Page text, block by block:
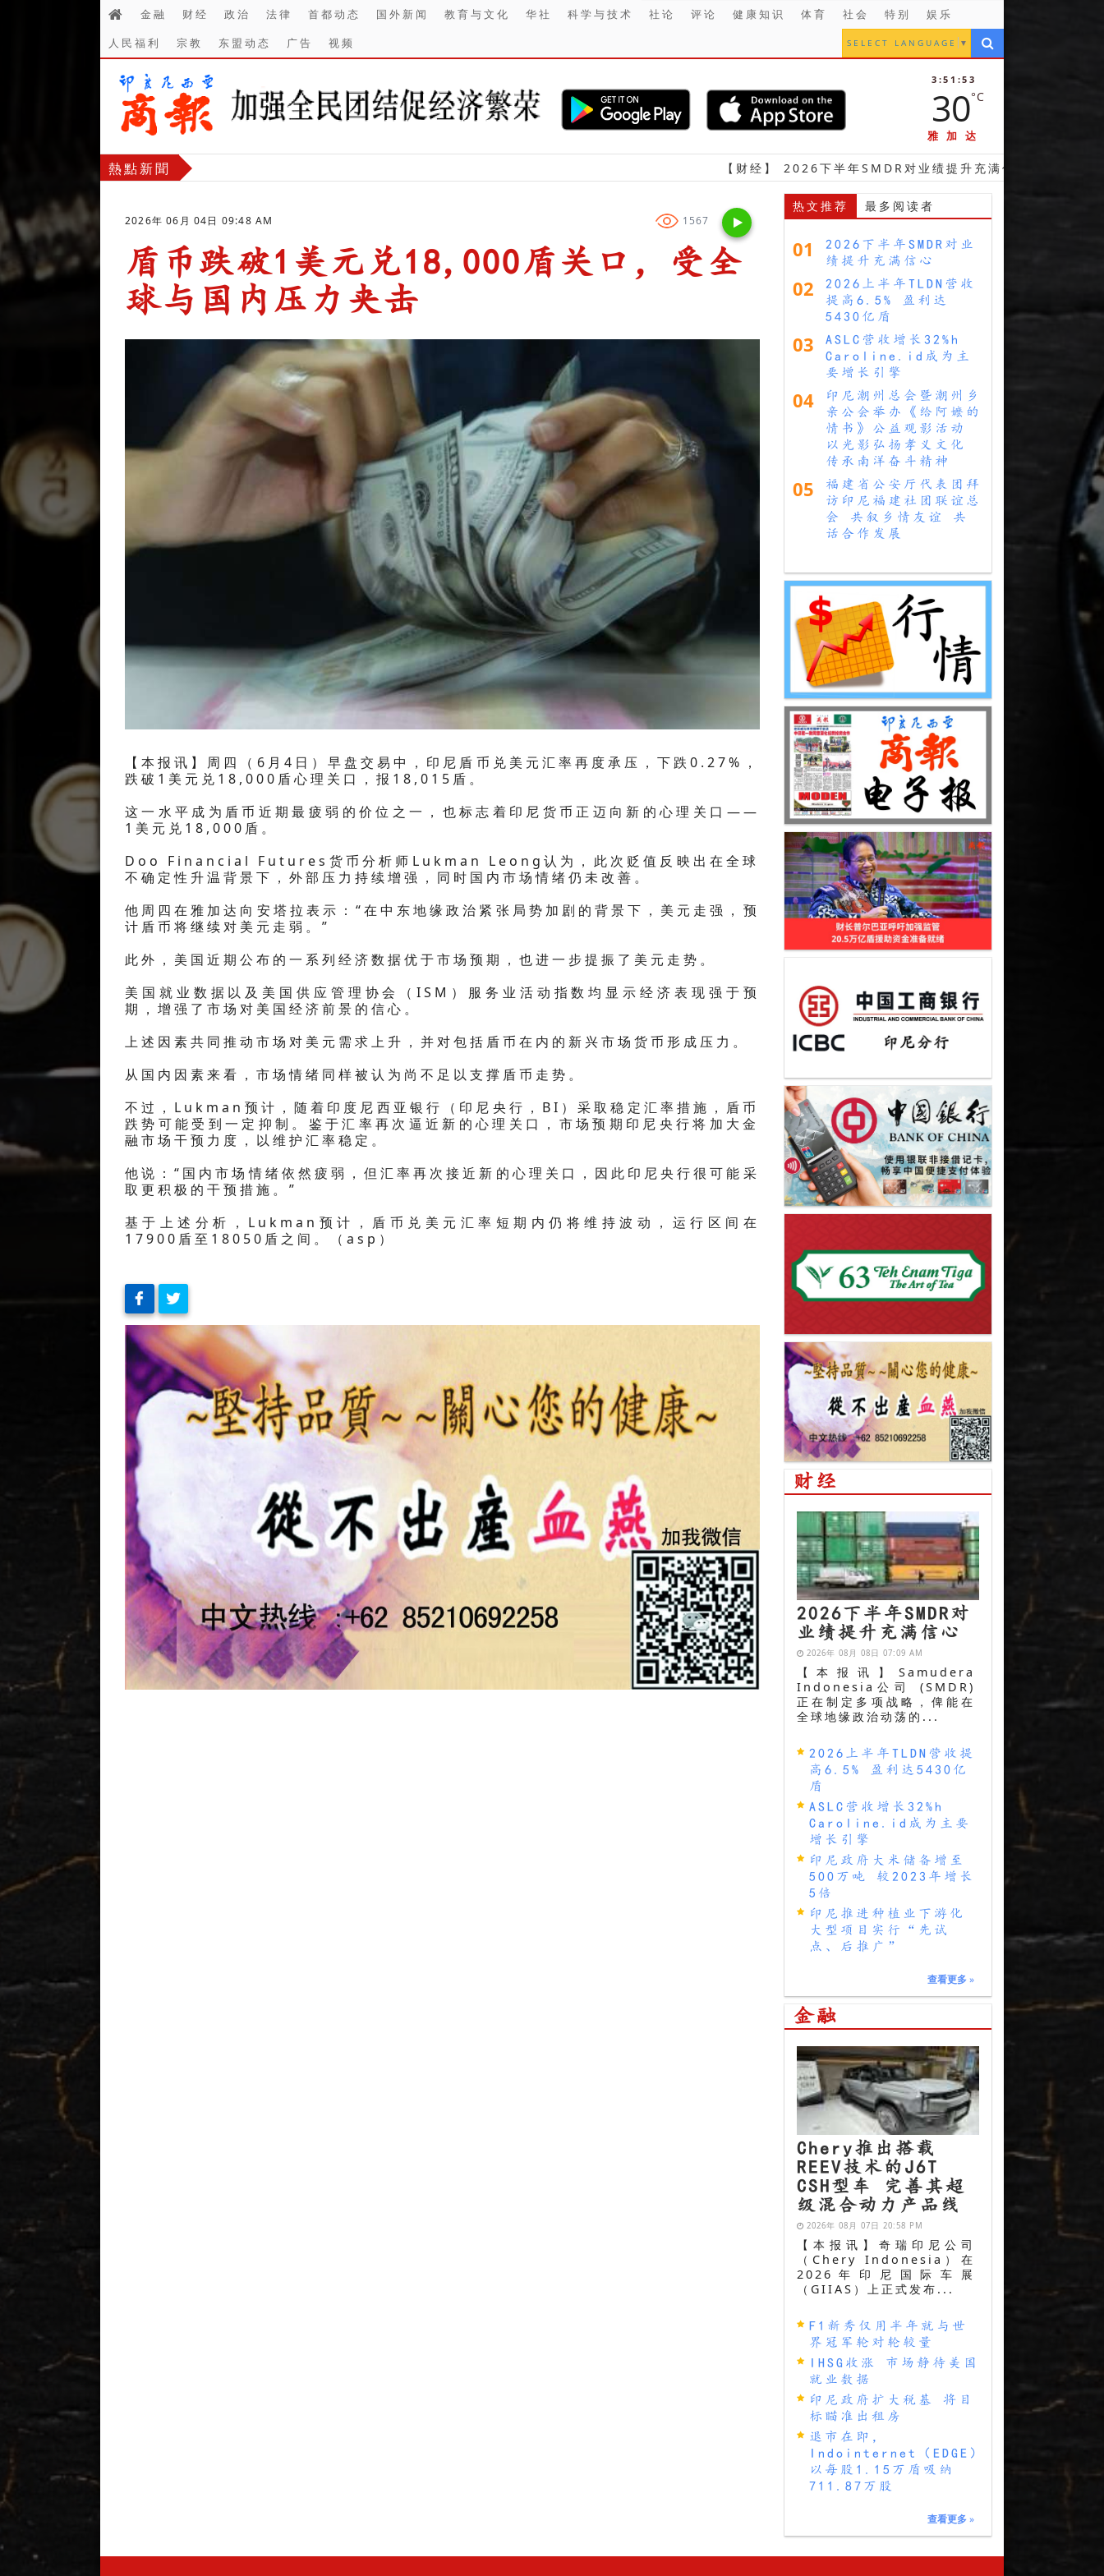
金融 财经 政治 法律 首都动态 国外新闻 教育与文化 华社 科学与技术 社论 评论 健康知识 体育 社会 特别
娱乐
人民福利
宗教 东盟动态 广告 视频 SELECT LANGUAGE ▼
3:51:55
30°C
雅加达
熱點新聞 【财经】 2026下半年SMDR对业绩提升充满信心 【财经】
2026年 06月 04日 09:48 AM 1567
盾币跌破1美元兑18,000盾关口，受全
球与国内压力夹击
【本报讯】周四（6月4日）早盘交易中，印尼盾币兑美元汇率再度承压，下跌0.27%，
跌破1美元兑18,000盾心理关口，报18,015盾。
这一水平成为盾币近期最疲弱的价位之一，也标志着印尼货币正迈向新的心理关口——
1美元兑18,000盾。
Doo Financial Futures货币分析师Lukman Leong认为，此次贬值反映出在全球
不确定性升温背景下，外部压力持续增强，同时国内市场情绪仍未改善。
他周四在雅加达向安塔拉表示：“在中东地缘政治紧张局势加剧的背景下，美元走强，预
计盾币将继续对美元走弱。”
此外，美国近期公布的一系列经济数据优于市场预期，也进一步提振了美元走势。
美国就业数据以及美国供应管理协会（ISM）服务业活动指数均显示经济表现强于预
期，增强了市场对美国经济前景的信心。
上述因素共同推动市场对美元需求上升，并对包括盾币在内的新兴市场货币形成压力。
从国内因素来看，市场情绪同样被认为尚不足以支撑盾币走势。
不过，Lukman预计，随着印度尼西亚银行（印尼央行，BI）采取稳定汇率措施，盾币
跌势可能受到一定抑制。鉴于汇率再次逼近新的心理关口，市场预期印尼央行将加大金
融市场干预力度，以维护汇率稳定。
他说：“国内市场情绪依然疲弱，但汇率再次接近新的心理关口，因此印尼央行很可能采
取更积极的干预措施。”
基于上述分析，Lukman预计，盾币兑美元汇率短期内仍将维持波动，运行区间在
17900盾至18050盾之间。（asp）
热文推荐 最多阅读者
01
2026下半年SMDR对业
绩提升充满信心
02
2026上半年TLDN营收
提高6.5% 盈利达
5430亿盾
03
ASLC营收增长32%h
Caroline.id成为主
要增长引擎
04
印尼潮州总会暨潮州乡
亲公会举办《给阿嬷的
情书》公益观影活动
以光影弘扬孝义文化
传承南洋奋斗精神
05
福建省公安厅代表团拜
访印尼福建社团联谊总
会 共叙乡情友谊 共
话合作发展
财经
2026下半年SMDR对
业绩提升充满信心
2026年 08月 08日 07:09 AM
【本报讯】Samudera
Indonesia公司 (SMDR)
正在制定多项战略，俾能在
全球地缘政治动荡的...
2026上半年TLDN营收提
高6.5% 盈利达5430亿
盾
ASLC营收增长32%h
Caroline.id成为主要
增长引擎
印尼政府大米储备增至
500万吨 较2023年增长
5倍
印尼推进种植业下游化
大型项目实行“先试
点、后推广”
查看更多 »
金融
Chery推出搭载
REEV技术的J6T
CSH型车 完善其超
级混合动力产品线
2026年 08月 07日 20:58 PM
【本报讯】奇瑞印尼公司
（Chery Indonesia）在
2026年印尼国际车展
（GIIAS）上正式发布...
F1新秀仅用半年就与世
界冠军轮对轮较量
IHSG收涨 市场静待美国
就业数据
印尼政府扩大税基 将目
标瞄准出租房
退市在即，
Indointernet（EDGE）
以每股1.15万盾吸纳
711.87万股
查看更多 »